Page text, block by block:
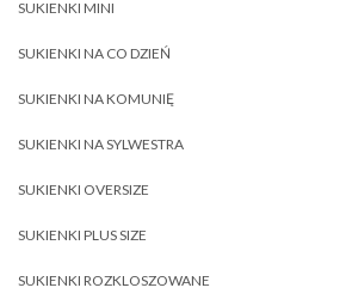
SUKIENKI MINI
SUKIENKI NA CO DZIEŃ
SUKIENKI NA KOMUNIĘ
SUKIENKI NA SYLWESTRA
SUKIENKI OVERSIZE
SUKIENKI PLUS SIZE
SUKIENKI ROZKLOSZOWANE